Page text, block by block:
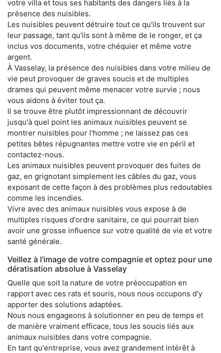
votre villa et tous ses habitants des dangers liés à la
présence des nuisibles.
Les nuisibles peuvent détruire tout ce qu'ils trouvent sur
leur passage, tant qu'ils sont à même de le ronger, et ça
inclus vos documents, votre chéquier et même votre
argent.
À Vasselay, la présence des nuisibles dans votre milieu de
vie peut provoquer de graves soucis et de multiples
drames qui peuvent même menacer votre survie ; nous
vous aidons à éviter tout ça.
Il se trouve être plutôt impressionnant de découvrir
jusqu'à quel point les animaux nuisibles peuvent se
montrer nuisibles pour l'homme ; ne laissez pas ces
petites bêtes répugnantes mettre votre vie en péril et
contactez-nous.
Les animaux nuisibles peuvent provoquer des fuites de
gaz, en grignotant simplement les câbles du gaz, vous
exposant de cette façon à des problèmes plus redoutables
comme les incendies.
Vivre avec des animaux nuisibles vous expose à de
multiples risques d'ordre sanitaire, ce qui pourrait bien
avoir une grosse influence sur votre qualité de vie et votre
santé générale.
Veillez à l'image de votre compagnie et optez pour une
dératisation absolue à Vasselay
Quelle que soit la nature de votre préoccupation en
rapport avec ces rats et souris, nous nous occupons d'y
apporter des solutions adaptées.
Nous nous engageons à solutionner en peu de temps et
de manière vraiment efficace, tous les soucis liés aux
animaux nuisibles dans votre compagnie.
En tant qu'entreprise, vous avez grandement intérêt à